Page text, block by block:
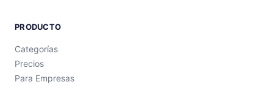
PRODUCTO
Categorías
Precios
Para Empresas